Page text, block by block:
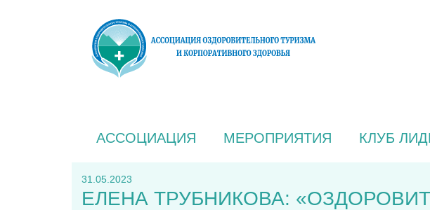
АССОЦИАЦИЯ МЕРОПРИЯТИЯ КЛУБ
31.05.2023
ЕЛЕНА ТРУБНИКОВА: